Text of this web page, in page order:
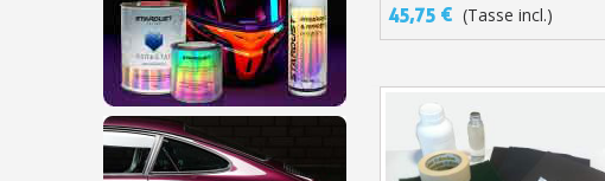
45,75 € (Tasse incl.)